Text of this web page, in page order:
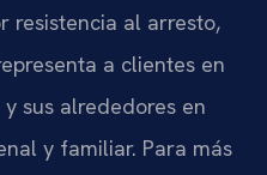
resistencia al arresto,
a clientes en
sus alrededores en
y familiar. Para más